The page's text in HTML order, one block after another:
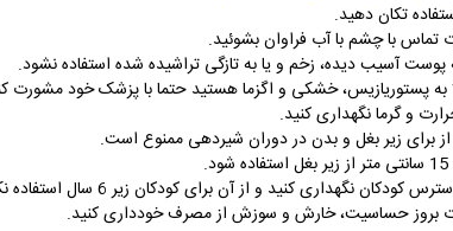
تکان دهید.
تماس با چشم با آب فراوان بشوئید.
پوست آسیب دیده، زخم و یا به تازگی تراشیده شده استفاده نشود.
به پستوریازیس، خشکی و اگزما هستید حتما با پزشک خود مشورت
و گرما نگهداری کنید.
از برای زیر بغل و بدن در دوران شیردهی ممنوع است.
.
کودکان نگهداری کنید و از آن برای کودکان زیر 6 سال استفاده نکنید
بروز حساسیت، خارش و سوزش از مصرف خودداری کنید.